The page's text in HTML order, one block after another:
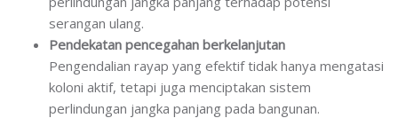
serangan ulang.
Pendekatan pencegahan berkelanjutan
Pengendalian rayap yang efektif tidak hanya mengatasi
koloni aktif, tetapi juga menciptakan sistem
perlindungan jangka panjang pada bangunan.